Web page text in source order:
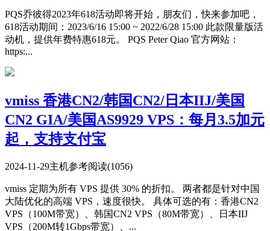
PQS乔彼得2023年618活动即将开始，朋友们，快来参加吧，
618活动期间：2023/6/16 15:00 ~ 2022/6/28 15:00 此款限量版活
动机，提供年费特惠618元。 PQS Peter Qiao 官方网站：
https:...
vmiss 香港CN2/韩国CN2/日本IIJ/美国
CN2 GIA/美国AS9929 VPS：每月3.5加元
起，支持支付宝
2024-11-29主机参考阅读(1056)
vmiss 定期为所有 VPS 提供 30% 的折扣。 两者都是针对中国
大陆优化的高端 VPS，速度很快。 具体可选的有：香港CN2
VPS（100M带宽）、韩国CN2 VPS（80M带宽）、日本IIJ
VPS（200M转1Gbps带宽）、...